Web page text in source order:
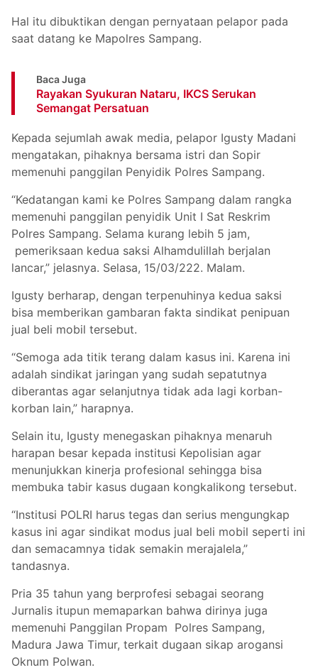
Hal itu dibuktikan dengan pernyataan pelapor pada
saat datang ke Mapolres Sampang.
Baca Juga
Rayakan Syukuran Nataru, IKCS Serukan
Semangat Persatuan
Kepada sejumlah awak media, pelapor Igusty Madani
mengatakan, pihaknya bersama istri dan Sopir
memenuhi panggilan Penyidik Polres Sampang.
“Kedatangan kami ke Polres Sampang dalam rangka
memenuhi panggilan penyidik Unit I Sat Reskrim
Polres Sampang. Selama kurang lebih 5 jam,
pemeriksaan kedua saksi Alhamdulillah berjalan
lancar,” jelasnya. Selasa, 15/03/222. Malam.
Igusty berharap, dengan terpenuhinya kedua saksi
bisa memberikan gambaran fakta sindikat penipuan
jual beli mobil tersebut.
“Semoga ada titik terang dalam kasus ini. Karena ini
adalah sindikat jaringan yang sudah sepatutnya
diberantas agar selanjutnya tidak ada lagi korban-
korban lain,” harapnya.
Selain itu, Igusty menegaskan pihaknya menaruh
harapan besar kepada institusi Kepolisian agar
menunjukkan kinerja profesional sehingga bisa
membuka tabir kasus dugaan kongkalikong tersebut.
“Institusi POLRI harus tegas dan serius mengungkap
kasus ini agar sindikat modus jual beli mobil seperti ini
dan semacamnya tidak semakin merajalela,”
tandasnya.
Pria 35 tahun yang berprofesi sebagai seorang
Jurnalis itupun memaparkan bahwa dirinya juga
memenuhi Panggilan Propam Polres Sampang,
Madura Jawa Timur, terkait dugaan sikap arogansi
Oknum Polwan.